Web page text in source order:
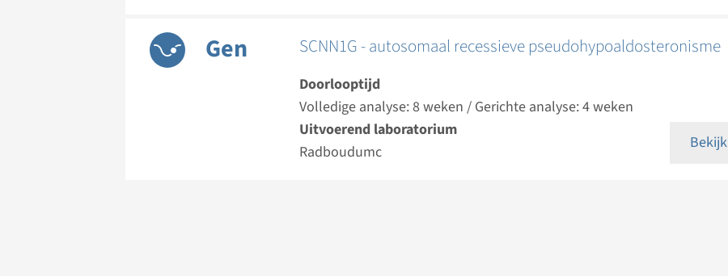
Gen SCNN1G - autosomaal recessieve pseudohypoaldosteronisme
Doorlooptijd
Volledige analyse: 8 weken / Gerichte analyse: 4 weken
Uitvoerend laboratorium
Radboudumc
Bekijk